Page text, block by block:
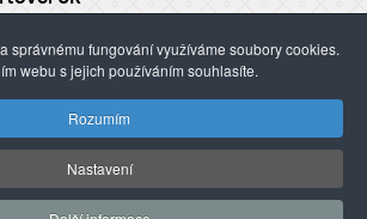
šíření obsahu je zakázáno bez
předchozího souhlasu.
Karlova /webdesign Agionet
správnému fungování využíváme soubory cookies.
webu s jejich používáním souhlasíte.
Rozumím
Nastavení